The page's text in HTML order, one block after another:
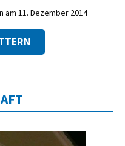
am 11. Dezember 2014